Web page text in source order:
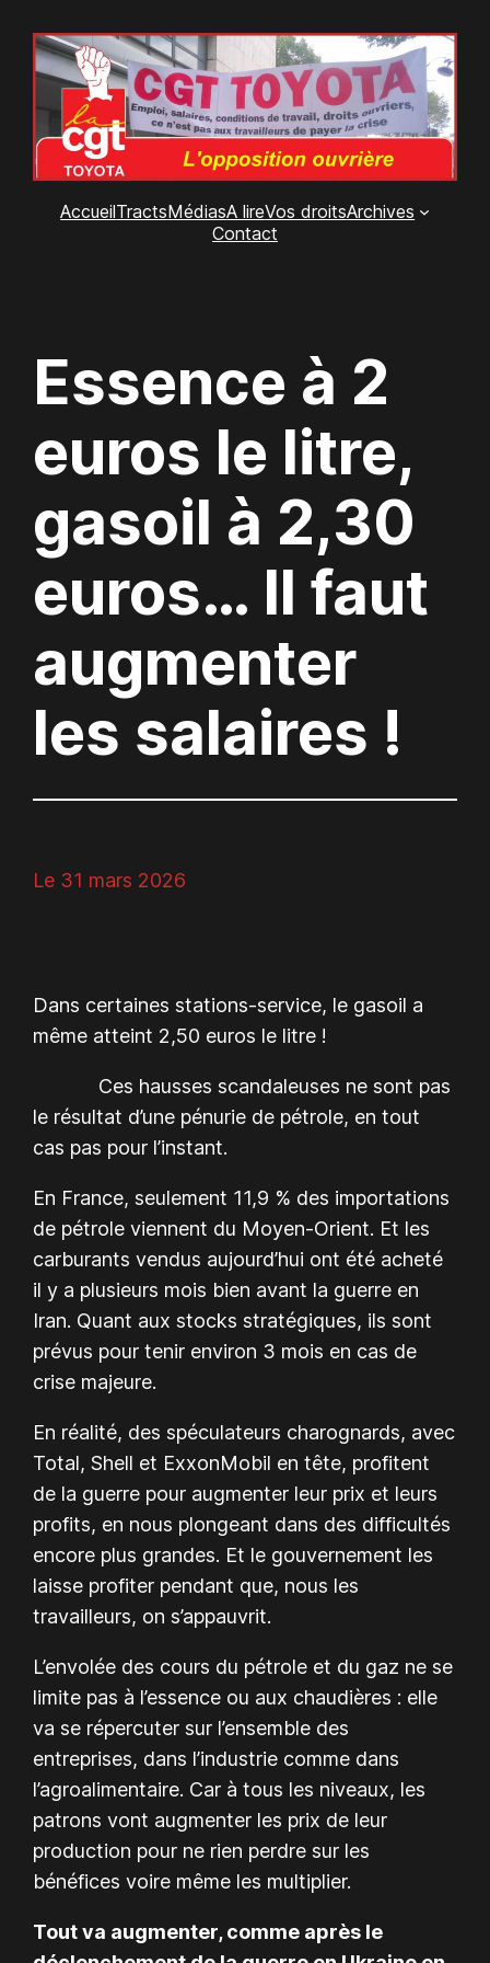
contenu
AccueilTractsMédiasA lireVos droitsArchives
Contact
Essence à 2
euros le litre,
gasoil à 2,30
euros… Il faut
augmenter
les salaires !
Le 31 mars 2026
Dans certaines stations-service, le gasoil a
même atteint 2,50 euros le litre !
Ces hausses scandaleuses ne sont pas
le résultat d’une pénurie de pétrole, en tout
cas pas pour l’instant.
En France, seulement 11,9 % des importations
de pétrole viennent du Moyen-Orient. Et les
carburants vendus aujourd’hui ont été acheté
il y a plusieurs mois bien avant la guerre en
Iran. Quant aux stocks stratégiques, ils sont
prévus pour tenir environ 3 mois en cas de
crise majeure.
En réalité, des spéculateurs charognards, avec
Total, Shell et ExxonMobil en tête, profitent
de la guerre pour augmenter leur prix et leurs
profits, en nous plongeant dans des difficultés
encore plus grandes. Et le gouvernement les
laisse profiter pendant que, nous les
travailleurs, on s’appauvrit.
L’envolée des cours du pétrole et du gaz ne se
limite pas à l’essence ou aux chaudières : elle
va se répercuter sur l’ensemble des
entreprises, dans l’industrie comme dans
l’agroalimentaire. Car à tous les niveaux, les
patrons vont augmenter les prix de leur
production pour ne rien perdre sur les
bénéfices voire même les multiplier.
Tout va augmenter, comme après le